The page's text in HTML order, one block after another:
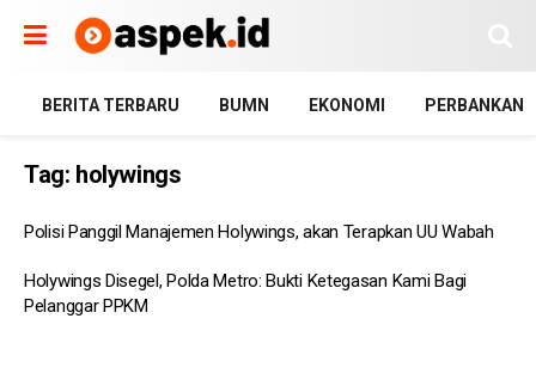
BERITA TERBARU BUMN EKONOMI PERBANKAN
Tag: holywings
Polisi Panggil Manajemen Holywings, akan Terapkan UU Wabah
Holywings Disegel, Polda Metro: Bukti Ketegasan Kami Bagi
Pelanggar PPKM